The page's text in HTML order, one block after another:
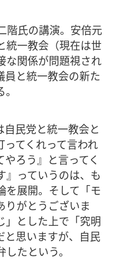
階氏の講演。安倍元
統一教会（現在は世
な関係が問題視され
員と統一教会の新た
民党と統一教会と
てくれって言われ
ろう』と言ってく
』っていうのは、も
を展開。そして「モ
りがとうございま
」とした上で「究明
と思いますが、自民
たという。